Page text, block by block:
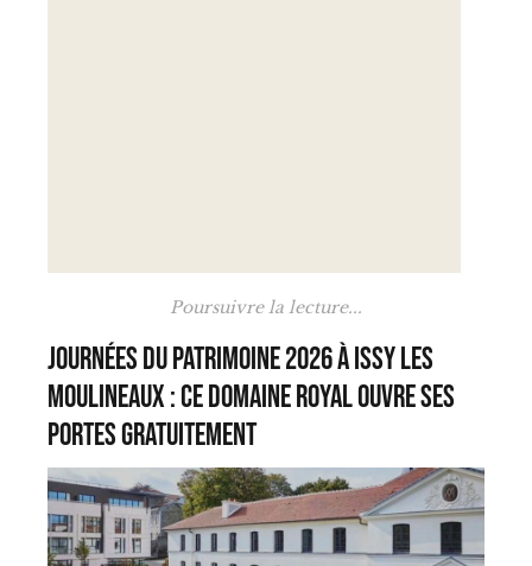
Poursuivre la lecture...
Journées du Patrimoine 2026 à Issy les
Moulineaux : ce domaine royal ouvre ses
portes gratuitement